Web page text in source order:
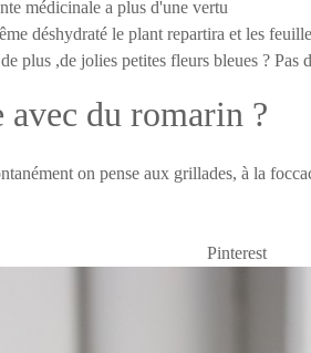
médicinale a plus d'une vertu
déshydraté le plant repartira et les
plus ,de jolies petites fleurs bleues ? Pas
avec du romarin ?
on pense aux grillades, à la
Pinterest